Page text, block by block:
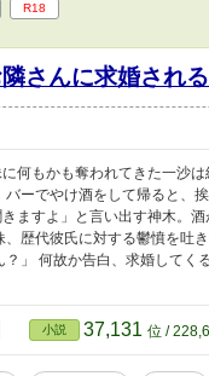
R18
さんに求婚される
何もかも奪われてきた一沙
バーでやけ酒をして帰ると、
ますよ」と言い出す神木。
、歴代彼氏に対する鬱憤を吐
？」 何故か告白、求婚して
小説 37,131 位 /